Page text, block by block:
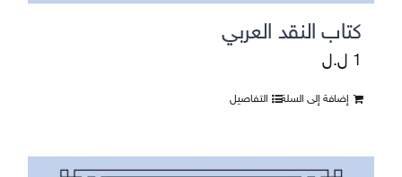
كتاب النقد العربي
1 ل.ل
إضافة إلى السلة التفاصيل